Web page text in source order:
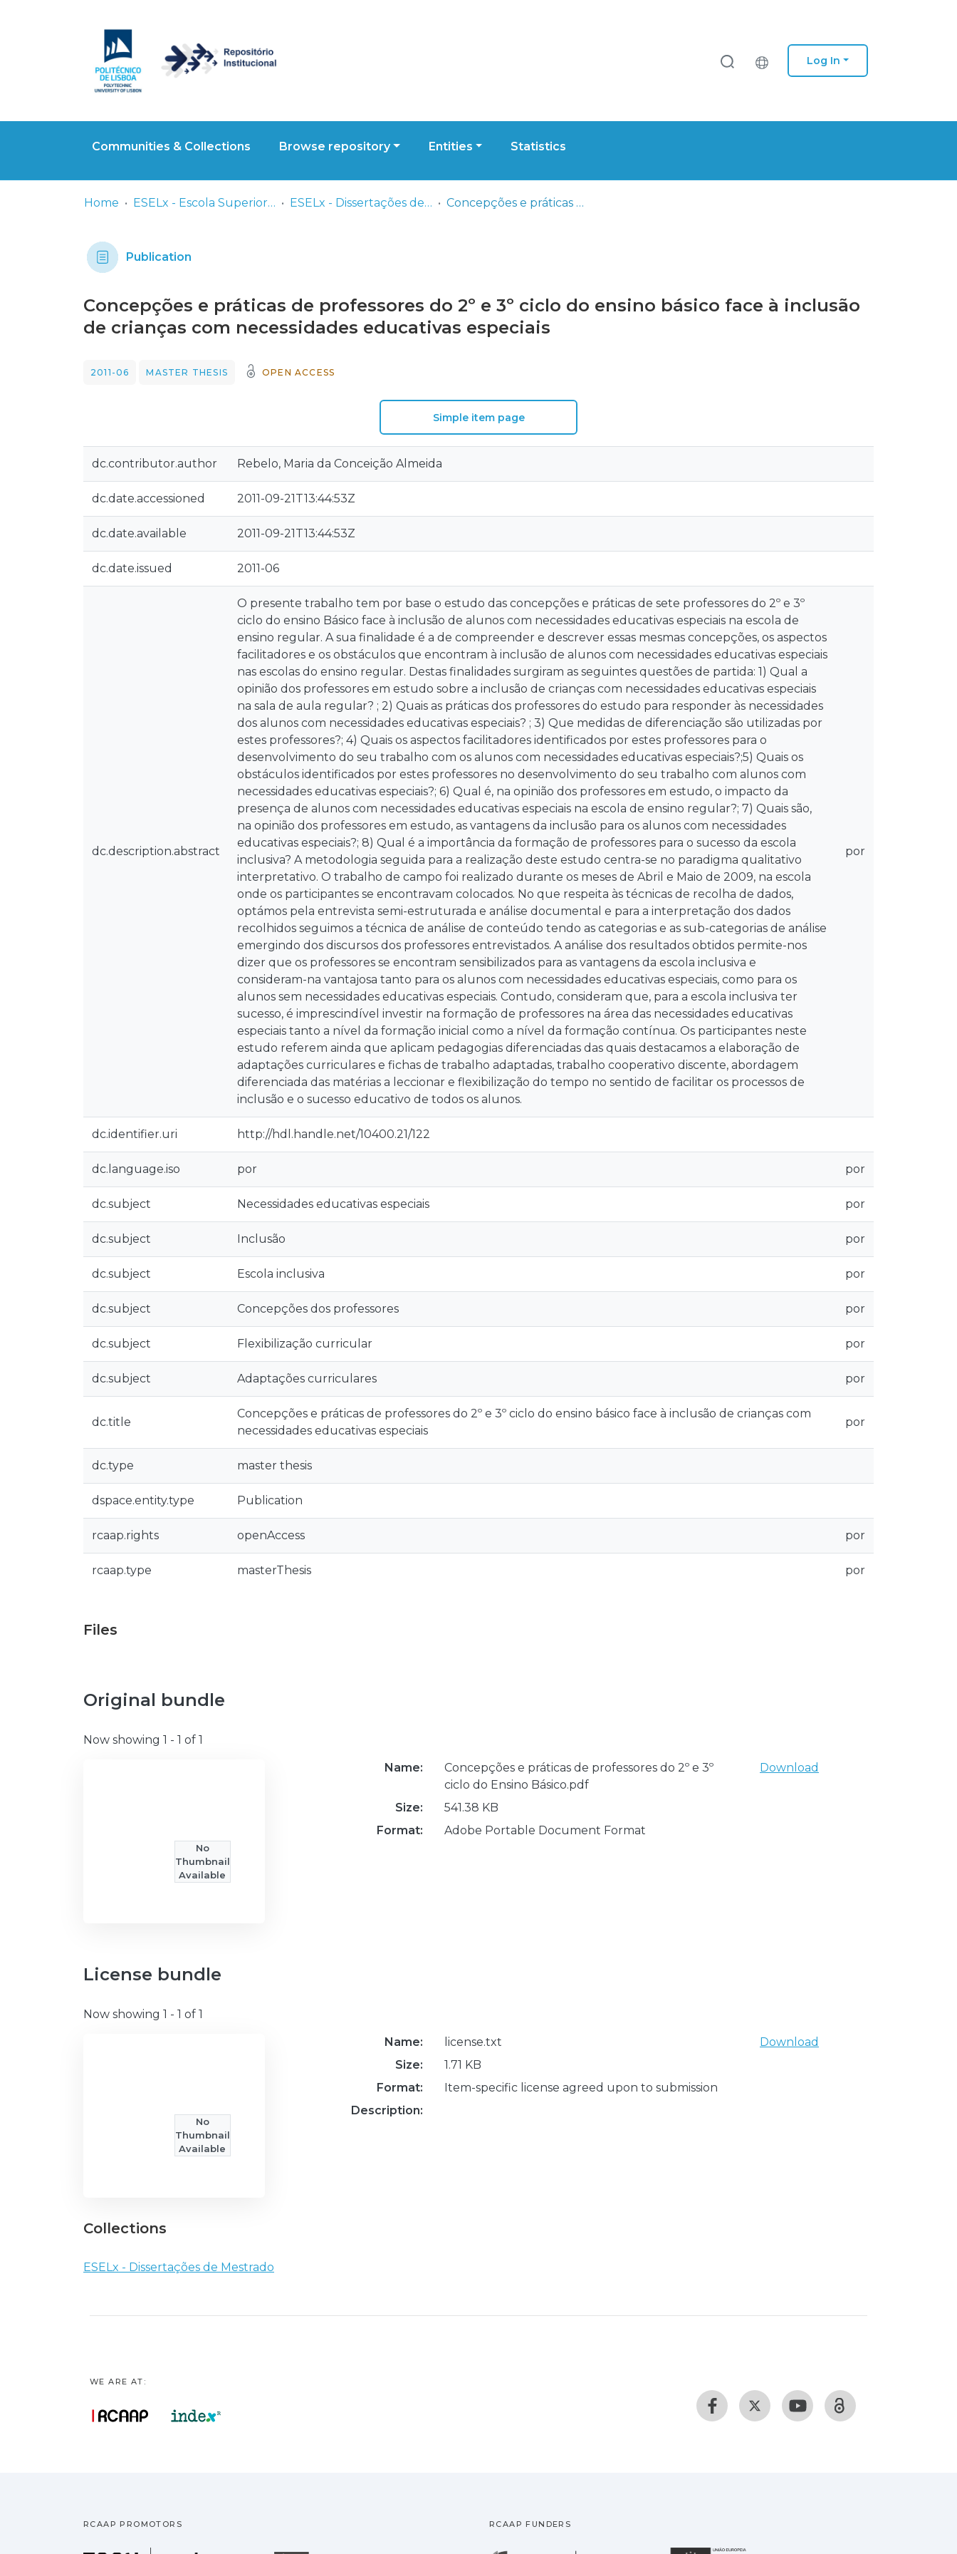
Log In
Communities & Collections Browse repository Entities Statistics
Home ESELx - Escola Superior de Educação de Lisboa ESELx - Dissertações de Mestrado Concepções e práticas de professores do 2º e 3º ciclo do ensino básico face à inclusão de crianças com necessidades educativas especiais
Publication
Concepções e práticas de professores do 2º e 3º ciclo do ensino básico face à inclusão
de crianças com necessidades educativas especiais
2011-06 MASTER THESIS OPEN ACCESS
Simple item page
dc.contributor.author Rebelo, Maria da Conceição Almeida
dc.date.accessioned 2011-09-21T13:44:53Z
dc.date.available 2011-09-21T13:44:53Z
dc.date.issued 2011-06
dc.description.abstract
O presente trabalho tem por base o estudo das concepções e práticas de sete professores do 2º e 3º
ciclo do ensino Básico face à inclusão de alunos com necessidades educativas especiais na escola de
ensino regular. A sua finalidade é a de compreender e descrever essas mesmas concepções, os aspectos
facilitadores e os obstáculos que encontram à inclusão de alunos com necessidades educativas especiais
nas escolas do ensino regular. Destas finalidades surgiram as seguintes questões de partida: 1) Qual a
opinião dos professores em estudo sobre a inclusão de crianças com necessidades educativas especiais
na sala de aula regular? ; 2) Quais as práticas dos professores do estudo para responder às necessidades
dos alunos com necessidades educativas especiais? ; 3) Que medidas de diferenciação são utilizadas por
estes professores?; 4) Quais os aspectos facilitadores identificados por estes professores para o
desenvolvimento do seu trabalho com os alunos com necessidades educativas especiais?;5) Quais os
obstáculos identificados por estes professores no desenvolvimento do seu trabalho com alunos com
necessidades educativas especiais?; 6) Qual é, na opinião dos professores em estudo, o impacto da
presença de alunos com necessidades educativas especiais na escola de ensino regular?; 7) Quais são,
na opinião dos professores em estudo, as vantagens da inclusão para os alunos com necessidades
educativas especiais?; 8) Qual é a importância da formação de professores para o sucesso da escola
inclusiva? A metodologia seguida para a realização deste estudo centra-se no paradigma qualitativo
interpretativo. O trabalho de campo foi realizado durante os meses de Abril e Maio de 2009, na escola
onde os participantes se encontravam colocados. No que respeita às técnicas de recolha de dados,
optámos pela entrevista semi-estruturada e análise documental e para a interpretação dos dados
recolhidos seguimos a técnica de análise de conteúdo tendo as categorias e as sub-categorias de análise
emergindo dos discursos dos professores entrevistados. A análise dos resultados obtidos permite-nos
dizer que os professores se encontram sensibilizados para as vantagens da escola inclusiva e
consideram-na vantajosa tanto para os alunos com necessidades educativas especiais, como para os
alunos sem necessidades educativas especiais. Contudo, consideram que, para a escola inclusiva ter
sucesso, é imprescindível investir na formação de professores na área das necessidades educativas
especiais tanto a nível da formação inicial como a nível da formação contínua. Os participantes neste
estudo referem ainda que aplicam pedagogias diferenciadas das quais destacamos a elaboração de
adaptações curriculares e fichas de trabalho adaptadas, trabalho cooperativo discente, abordagem
diferenciada das matérias a leccionar e flexibilização do tempo no sentido de facilitar os processos de
inclusão e o sucesso educativo de todos os alunos.
por
dc.identifier.uri http://hdl.handle.net/10400.21/122
dc.language.iso por por
dc.subject Necessidades educativas especiais por
dc.subject Inclusão por
dc.subject Escola inclusiva por
dc.subject Concepções dos professores por
dc.subject Flexibilização curricular por
dc.subject Adaptações curriculares por
dc.title
Concepções e práticas de professores do 2º e 3º ciclo do ensino básico face à inclusão de crianças com
necessidades educativas especiais
por
dc.type master thesis
dspace.entity.type Publication
rcaap.rights openAccess por
rcaap.type masterThesis por
Files
Original bundle
Now showing 1 - 1 of 1
No
Thumbnail
Available
Name:
Concepções e práticas de professores do 2º e 3º
ciclo do Ensino Básico.pdf
Size:
541.38 KB
Format:
Adobe Portable Document Format
Download
License bundle
Now showing 1 - 1 of 1
No
Thumbnail
Available
Name:
license.txt
Size:
1.71 KB
Format:
Item-specific license agreed upon to submission
Description:
Download
Collections
ESELx - Dissertações de Mestrado
WE ARE AT:
RCAAP PROMOTORS RCAAP FUNDERS